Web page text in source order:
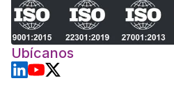
Ubícanos